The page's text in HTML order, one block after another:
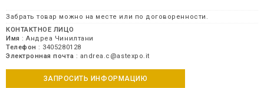
Забрать товар можно на месте или по договоренности.
КОНТАКТНОЕ ЛИЦО
Имя : Андреа Чинилтани
Телефон : 3405280128
Электронная почта : andrea.c@astexpo.it
ЗАПРОСИТЬ ИНФОРМАЦИЮ